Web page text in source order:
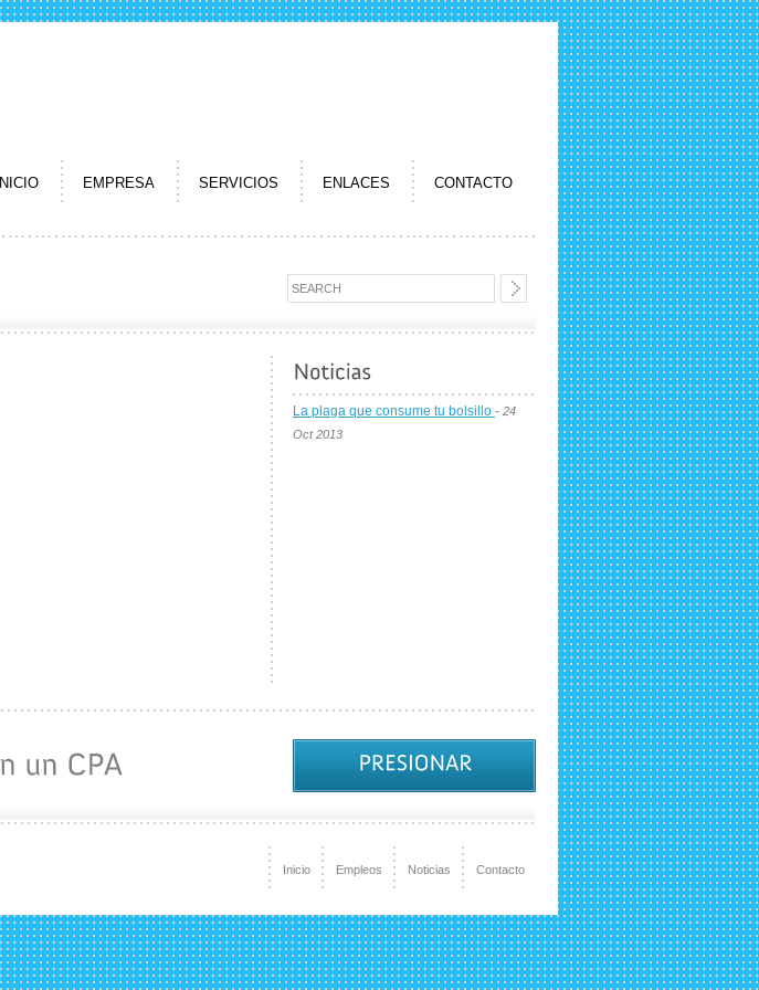
INICIO EMPRESA SERVICIOS ENLACES CONTACTO
La plaga que consume tu bolsillo - 24
Oct 2013
Inicio
Empleos Noticias Contacto